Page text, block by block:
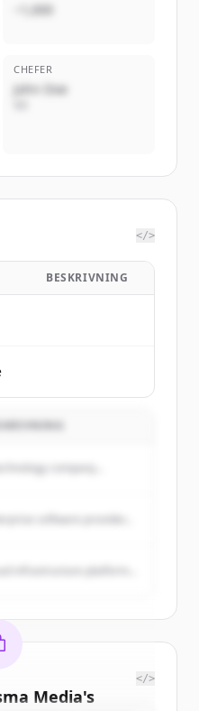
~1,000
CHEFER
John Doe
</>
BESKRIVNING
company...
Media's
</>